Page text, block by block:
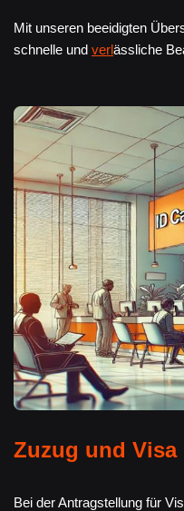
Mit unseren beeidigten
schnelle und verlässliche
Zuzug und Visa
Bei der Antragstellung für